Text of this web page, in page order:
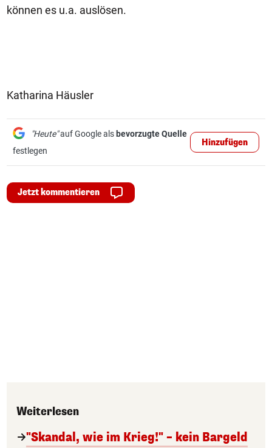
können es u.a. auslösen.
Katharina Häusler
"Heute"auf Google als bevorzugte Quelle
festlegen
Hinzufügen
Jetzt kommentieren
Weiterlesen
"Skandal, wie im Krieg!" – kein Bargeld